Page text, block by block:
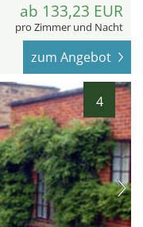
ab 133,23 EUR
pro Zimmer und Nacht
zum Angebot
4